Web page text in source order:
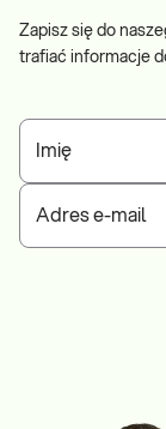
Zapisz się do
trafiać informacje
Imię
Adres e-mail